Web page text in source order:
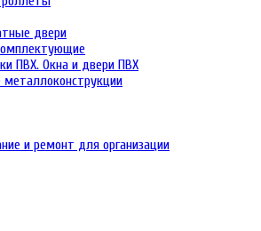
двери
ПВХ. Окна и двери ПВХ
металлоконструкции
и ремонт для организации